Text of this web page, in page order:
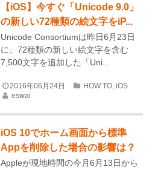
【iOS】今すぐ「Unicode 9.0」
の新しい72種類の絵文字をiP...
Unicode Consortiumは昨日6月23日
に、72種類の新しい絵文字を含む
7,500文字を追加した「Uni...
2016年06月24日 HOW TO,iOS
eswai
iOS 10でホーム画面から標準
Appを削除した場合の影響は？
Appleが現地時間の今月6月13日から